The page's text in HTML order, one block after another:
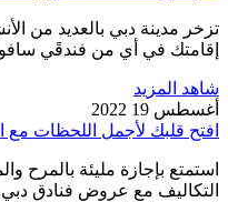
تزخر مدينة دبي بالعديد من
إقامتك في أي من فندقَي
شاهد المزيد
أغسطس 19 2022
افتح قلبك لأجمل اللحظات
استمتع بإجازة مليئة بالمرح
التكاليف مع عروض فنادق دبي